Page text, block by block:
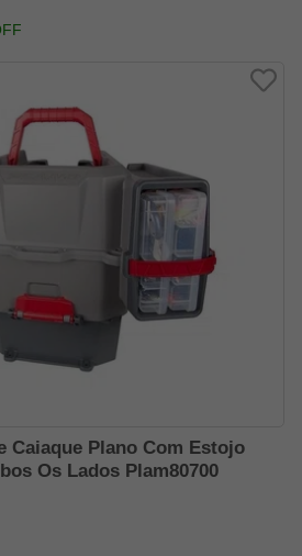
Caiaque Plano Com Estojo
Os Lados Plam80700